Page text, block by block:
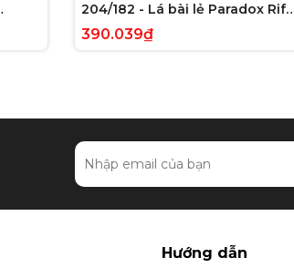
204/182 - Lá bài lẻ Paradox Rift
Illustration Rare tiếng Anh chính
390.039₫
Hướng dẫn